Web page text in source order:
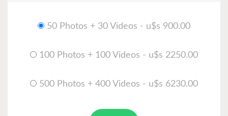
50 Photos + 30 Videos - u$s 900.00
100 Photos + 100 Videos - u$s 2250.00
500 Photos + 400 Videos - u$s 6230.00